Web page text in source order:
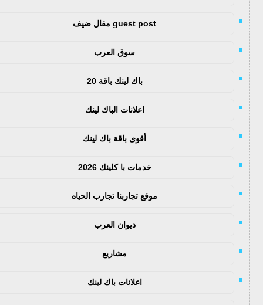
guest post مقال ضيف
سوق العرب
باك لينك باقة 20
اعلانات الباك لينك
أقوى باقة باك لينك
خدمات با كلينك 2026
موقع تجاربنا تجارب الحياه
ديوان العرب
مشاريع
اعلانات باك لينك